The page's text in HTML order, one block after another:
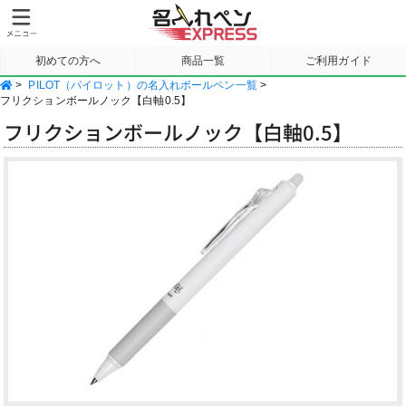
初めての方へ 商品一覧 ご利用ガイド
サンプル請求
> PILOT（パイロット）の名入れボールペン一覧>
フリクションボールノック【白軸0.5】
フリクションボールノック【白軸0.5】